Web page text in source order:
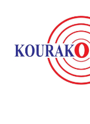
Απευθείας
μετάβαση
στην
πλοήγηση
Μετάβαση
περιεχόμενο